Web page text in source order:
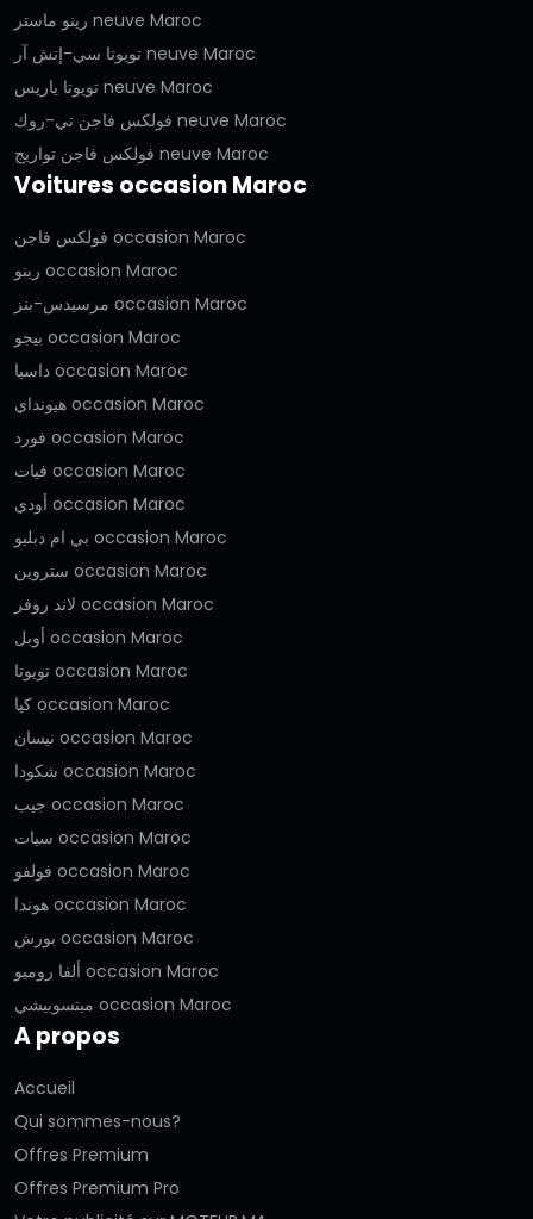
رينو ماستر neuve Maroc
تويوتا سي-إتش آر neuve Maroc
تويوتا ياريس neuve Maroc
فولكس فاجن تي-روك neuve Maroc
فولكس فاجن تواريج neuve Maroc
Voitures occasion Maroc
فولكس فاجن occasion Maroc
رينو occasion Maroc
مرسيدس-بنز occasion Maroc
بيجو occasion Maroc
داسيا occasion Maroc
هيونداي occasion Maroc
فورد occasion Maroc
فيات occasion Maroc
أودي occasion Maroc
بي ام دبليو occasion Maroc
ستروين occasion Maroc
لاند روفر occasion Maroc
أوبل occasion Maroc
تويوتا occasion Maroc
كيا occasion Maroc
نيسان occasion Maroc
شكودا occasion Maroc
جيب occasion Maroc
سيات occasion Maroc
فولفو occasion Maroc
هوندا occasion Maroc
بورش occasion Maroc
ألفا روميو occasion Maroc
ميتسوبيشي occasion Maroc
A propos
Accueil
Qui sommes-nous?
Offres Premium
Offres Premium Pro